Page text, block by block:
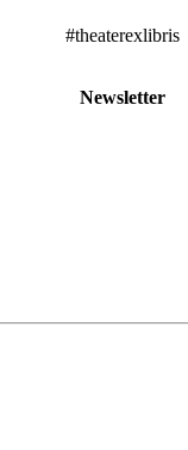
#theaterexlibris
Newsletter